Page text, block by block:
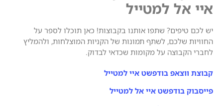
איי אל למטייל
יש לכם טיפים? שתפו אותנו בקבוצות! כאן תוכלו לספר על
החוויות שלכם, לשתף תמונות של הקניות המוצלחות, ולהמליץ
לחברי הקבוצה על מקומות שכדאי לבדוק.
קבוצת ווצאפ בודפשט איי למטייל
פייסבוק בודפשט איי אל למטייל